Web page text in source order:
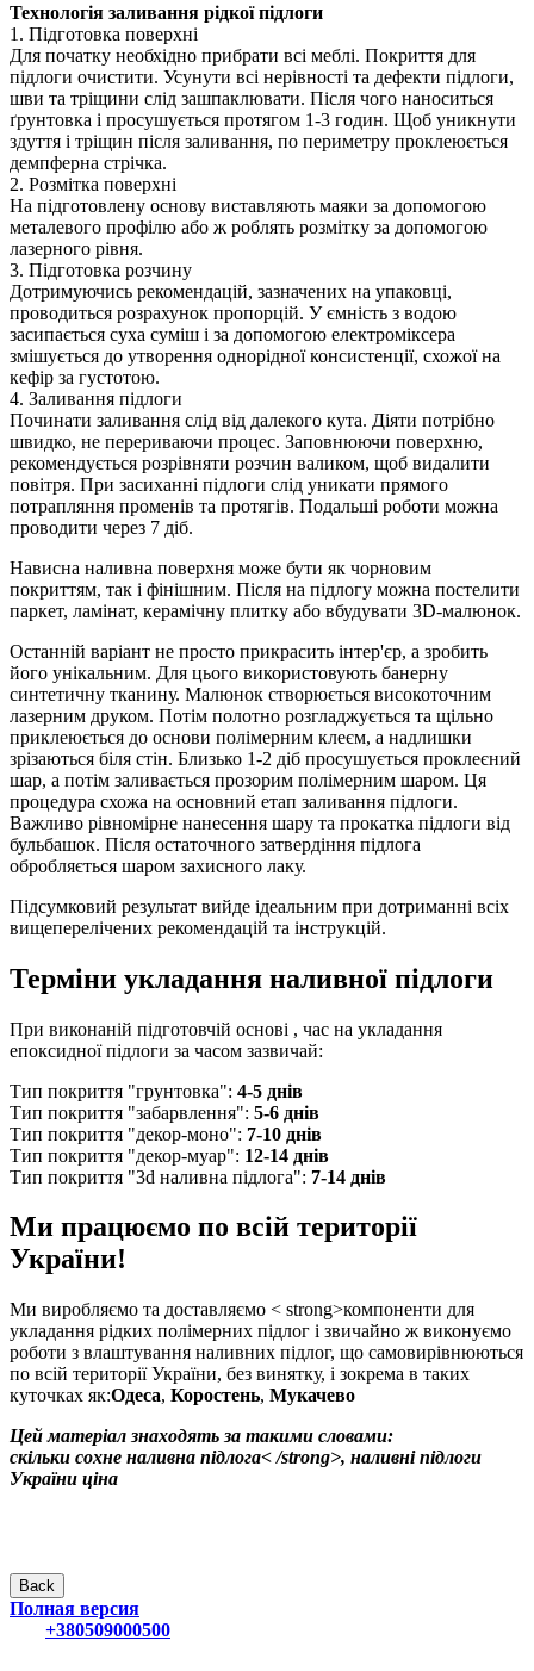
Технологія заливання рідкої підлоги
1. Підготовка поверхні
Для початку необхідно прибрати всі меблі. Покриття для
підлоги очистити. Усунути всі нерівності та дефекти підлоги,
шви та тріщини слід зашпаклювати. Після чого наноситься
ґрунтовка і просушується протягом 1-3 годин. Щоб уникнути
здуття і тріщин після заливання, по периметру проклеюється
демпферна стрічка.
2. Розмітка поверхні
На підготовлену основу виставляють маяки за допомогою
металевого профілю або ж роблять розмітку за допомогою
лазерного рівня.
3. Підготовка розчину
Дотримуючись рекомендацій, зазначених на упаковці,
проводиться розрахунок пропорцій. У ємність з водою
засипається суха суміш і за допомогою електроміксера
змішується до утворення однорідної консистенції, схожої на
кефір за густотою.
4. Заливання підлоги
Починати заливання слід від далекого кута. Діяти потрібно
швидко, не перериваючи процес. Заповнюючи поверхню,
рекомендується розрівняти розчин валиком, щоб видалити
повітря. При засиханні підлоги слід уникати прямого
потрапляння променів та протягів. Подальші роботи можна
проводити через 7 діб.
Нависна наливна поверхня може бути як чорновим
покриттям, так і фінішним. Після на підлогу можна постелити
паркет, ламінат, керамічну плитку або вбудувати 3D-малюнок.
Останній варіант не просто прикрасить інтер'єр, а зробить
його унікальним. Для цього використовують банерну
синтетичну тканину. Малюнок створюється високоточним
лазерним друком. Потім полотно розгладжується та щільно
приклеюється до основи полімерним клеєм, а надлишки
зрізаються біля стін. Близько 1-2 діб просушується проклеєний
шар, а потім заливається прозорим полімерним шаром. Ця
процедура схожа на основний етап заливання підлоги.
Важливо рівномірне нанесення шару та прокатка підлоги від
бульбашок. Після остаточного затвердіння підлога
обробляється шаром захисного лаку.
Підсумковий результат вийде ідеальним при дотриманні всіх
вищеперелічених рекомендацій та інструкцій.
Терміни укладання наливної підлоги
При виконаній підготовчій основі , час на укладання
епоксидної підлоги за часом зазвичай:
Тип покриття "грунтовка": 4-5 днів
Тип покриття "забарвлення": 5-6 днів
Тип покриття "декор-моно": 7-10 днів
Тип покриття "декор-муар": 12-14 днів
Тип покриття "3d наливна підлога": 7-14 днів
Ми працюємо по всій території
України!
Ми виробляємо та доставляємо < strong>компоненти для
укладання рідких полімерних підлог і звичайно ж виконуємо
роботи з влаштування наливних підлог, що самовирівнюються
по всій території України, без винятку, і зокрема в таких
куточках як:Одеса, Коростень, Мукачево
Цей матеріал знаходять за такими словами:
скільки сохне наливна підлога< /strong>, наливні підлоги
України ціна
Полная версия
+380509000500